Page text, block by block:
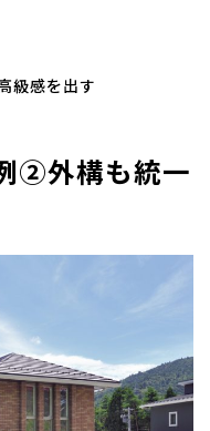
級感を出す
②外構も統一